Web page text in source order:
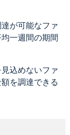
が可能なファ
一週間の期間
込めないファ
を調達できる